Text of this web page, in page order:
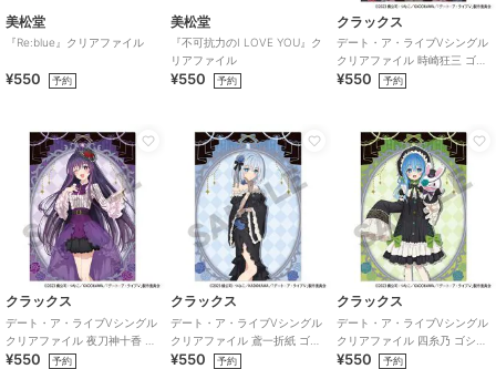
美松堂
『Re:blue』クリアファイル
¥550 予約
美松堂
『不可抗力のI LOVE YOU』ク
リアファイル
¥550 予約
クラックス
デート・ア・ライブVシングル
クリアファイル 時崎狂三 ゴシ
ックドール
¥550 予約
クラックス
デート・ア・ライブVシングル
クリアファイル 夜刀神十香 ゴ
シックドール
¥550 予約
クラックス
デート・ア・ライブVシングル
クリアファイル 鳶一折紙 ゴシ
ックドール
¥550 予約
クラックス
デート・ア・ライブVシングル
クリアファイル 四糸乃 ゴシッ
クドール
¥550 予約